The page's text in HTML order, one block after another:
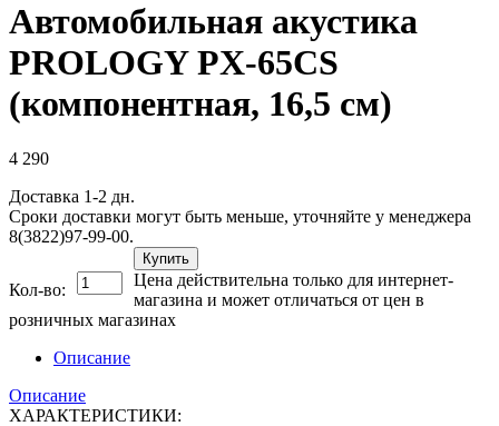
Автомобильная акустика
PROLOGY PX-65CS
(компонентная, 16,5 см)
4 290
Доставка 1-2 дн.
Сроки доставки могут быть меньше, уточняйте у менеджера
8(3822)97-99-00.
Кол-во:
Купить
Цена действительна только для интернет-
магазина и может отличаться от цен в
розничных магазинах
Описание
Описание
ХАРАКТЕРИСТИКИ: